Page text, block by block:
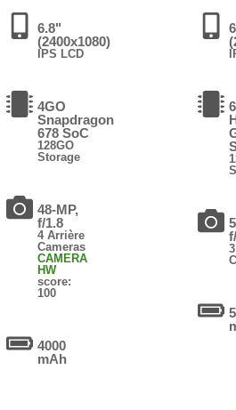
6.8"
(2400x1080)
IPS LCD
4GO
Snapdragon
678 SoC
128GO
Storage
48-MP,
f/1.8
4 Arrière
Cameras
CAMERA
HW
score:
100
4000
mAh